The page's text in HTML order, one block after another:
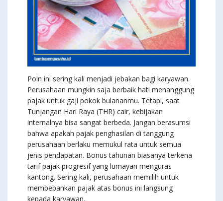
Poin ini sering kali menjadi jebakan bagi karyawan.
Perusahaan mungkin saja berbaik hati menanggung
pajak untuk gaji pokok bulananmu. Tetapi, saat
Tunjangan Hari Raya (THR) cair, kebijakan
internalnya bisa sangat berbeda. Jangan berasumsi
bahwa apakah pajak penghasilan di tanggung
perusahaan berlaku memukul rata untuk semua
jenis pendapatan. Bonus tahunan biasanya terkena
tarif pajak progresif yang lumayan menguras
kantong. Sering kali, perusahaan memilih untuk
membebankan pajak atas bonus ini langsung
kepada karyawan.